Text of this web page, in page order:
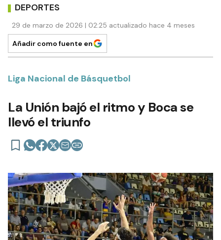
DEPORTES
29 de marzo de 2026 | 02:25 actualizado hace 4 meses
Añadir como fuente en
Liga Nacional de Básquetbol
La Unión bajó el ritmo y Boca se
llevó el triunfo